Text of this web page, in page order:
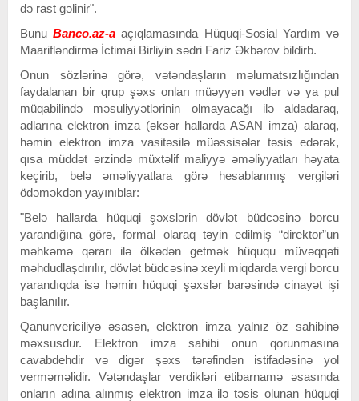
də rast gəlinir".
BunuBanco.az-a açıqlamasında Hüquqi-Sosial Yardım və
Maarifləndirmə İctimai Birliyin sədri Fariz Əkbərov bildirb.
Onun sözlərinə görə, vətəndaşların məlumatsızlığından
faydalanan bir qrup şəxs onları müəyyən vədlər və ya pul
müqabilində məsuliyyətlərinin olmayacağı ilə aldadaraq,
adlarına elektron imza (əksər hallarda ASAN imza) alaraq,
həmin elektron imza vasitəsilə müəssisələr təsis edərək,
qısa müddət ərzində müxtəlif maliyyə əməliyyatları həyata
keçirib, belə əməliyyatlara görə hesablanmış vergiləri
ödəməkdən yayınıblar:
"Belə hallarda hüquqi şəxslərin dövlət büdcəsinə borcu
yarandığına görə, formal olaraq təyin edilmiş “direktor”un
məhkəmə qərarı ilə ölkədən getmək hüququ müvəqqəti
məhdudlaşdırılır, dövlət büdcəsinə xeyli miqdarda vergi borcu
yarandıqda isə həmin hüquqi şəxslər barəsində cinayət işi
başlanılır.
Qanunvericiliyə əsasən, elektron imza yalnız öz sahibinə
məxsusdur. Elektron imza sahibi onun qorunmasına
cavabdehdir və digər şəxs tərəfindən istifadəsinə yol
verməməlidir. Vətəndaşlar verdikləri etibarnamə əsasında
onların adına alınmış elektron imza ilə təsis olunan hüquqi